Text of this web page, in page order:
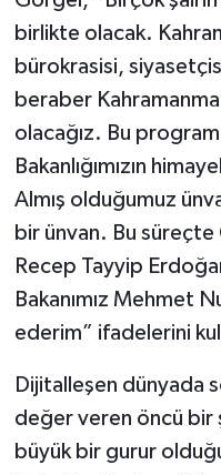
birlikte olacak.
bürokrasisi,
beraber
olacağız. Bu
Bakanlığımızın
Almış olduğumuz
bir ünvan. Bu süreçte
Recep Tayyip
Bakanımız Mehmet
ederim” ifadelerini
Dijitalleşen dünyada
değer veren öncü bir
büyük bir gurur